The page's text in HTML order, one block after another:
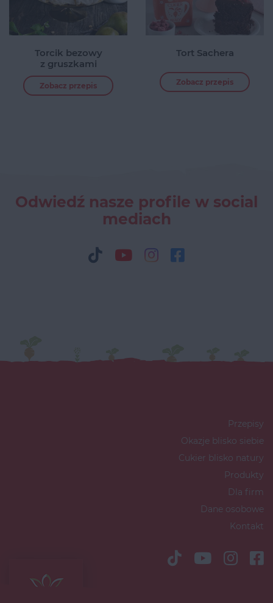
Torcik bezowy
z gruszkami
Zobacz przepis
Tort Sachera
Zobacz przepis
Odwiedź nasze profile w social
mediach
Przepisy
Okazje blisko siebie
Cukier blisko natury
Produkty
Dla firm
Dane osobowe
Kontakt